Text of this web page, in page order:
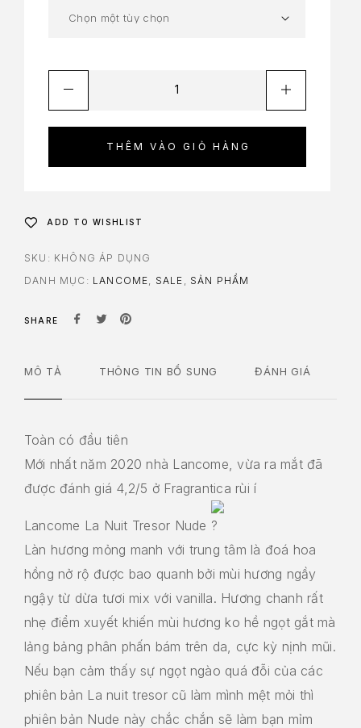
THÊM VÀO GIỎ HÀNG
ADD TO WISHLIST
SKU: KHÔNG ÁP DỤNG
DANH MỤC: LANCOME SALE SẢN PHẨM
SHARE
MÔ TẢ THÔNG TIN BỔ SUNG ĐÁNH GIÁ
Toàn có đầu tiên
Mới nhất năm 2020 nhà Lancome, vừa ra mắt đã
được đánh giá 4,2/5 ở Fragrantica rùi í
Lancome La Nuit Tresor Nude
Làn hương mỏng manh với trung tâm là đoá hoa
hồng nở rộ được bao quanh bởi mùi hương ngầy
ngậy từ dừa tươi mix với vanilla. Hương chanh rất
nhẹ điểm xuyết khiến mùi hương ko hề ngọt gắt mà
lảng bảng phân phấn bám trên da, cực kỳ nịnh mũi.
Nếu bạn cảm thấy sự ngọt ngào quá đỗi của các
phiên bản La nuit tresor cũ làm mình mệt mỏi thì
phiên bản Nude này chắc chắn sẽ làm bạn mỉm